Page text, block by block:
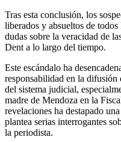
Tras esta conclusión, los
liberados y absueltos de
dudas sobre la veracidad de
Dent a lo largo del tiempo.
Este escándalo ha
responsabilidad en la
del sistema judicial,
madre de Mendoza en la
revelaciones ha destapado
plantea serias interrogantes
la periodista.